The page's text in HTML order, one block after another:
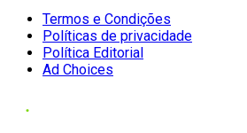
Termos e Condições
Políticas de privacidade
Política Editorial
Ad Choices